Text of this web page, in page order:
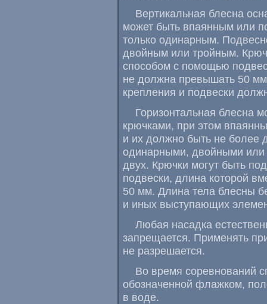
Вертикальная блесна
может быть впаянным или
только одинарным.
двойным или тройным.
способом с помощью
не должна превышать 50
крепления и подвески
Горизонтальная блесна
крючками, при этом
и их должно быть не более
одинарными, двойными
двух. Крючки могут быть
подвески, длина которой
50 мм. Длина тела блесны
и иных выступающих
Любая насадка
запрещается. Применять
не разрешается.
Во время соревнований
обозначенной флажком,
в воде.